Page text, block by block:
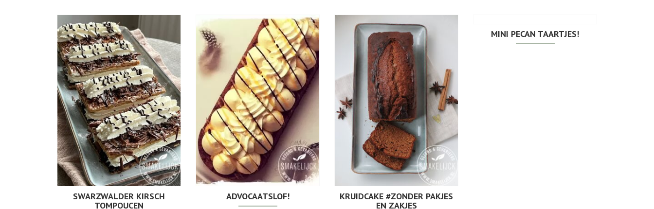
SWARZWALDER KIRSCH
TOMPOUCEN
ADVOCAATSLOF!
KRUIDCAKE #ZONDER PAKJES
EN ZAKJES
MINI PECAN TAARTJES!